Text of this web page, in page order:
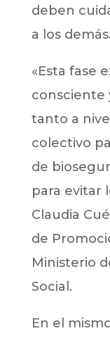
deben
a los demás.
«Esta fase
consciente
tanto a
colectivo
de
para evitar
Claudia
de
Ministerio
Social.
En el